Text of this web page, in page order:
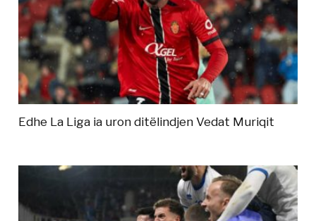
Edhe La Liga ia uron ditëlindjen Vedat Muriqit